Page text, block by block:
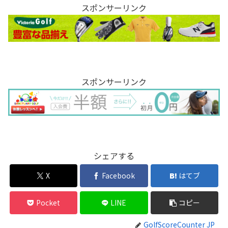
スポンサーリンク
スポンサーリンク
シェアする
X Facebook はてブ
Pocket LINE コピー
GolfScoreCounter JP